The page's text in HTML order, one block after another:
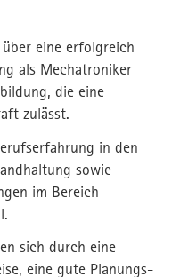
eine erfolgreich
als Mechatroniker
die eine
zulässt.
in den
sowie
im Bereich
sich durch eine
eine gute Planungs-